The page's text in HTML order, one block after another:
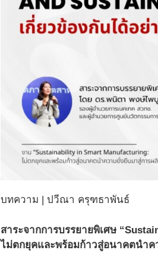
บทความ | ปวีณา ครุฑธาพันธ์
สาระจากการบรรยายพิเศษ
ไม่ตกยุคและพร้อมก้าวสู่อนาคตนำ